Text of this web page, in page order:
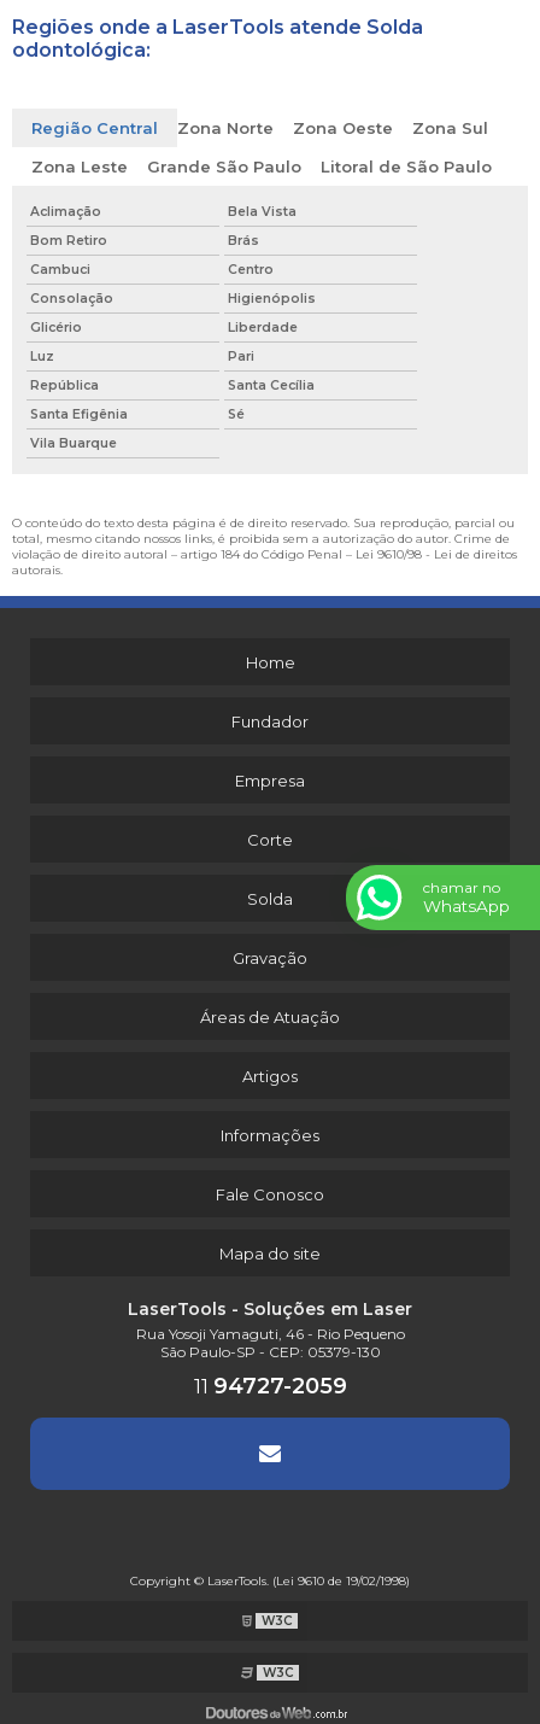
Regiões onde a LaserTools atende Solda
odontológica:
Região Central Zona Norte Zona Oeste
Zona Sul
Zona Leste
Grande São Paulo Litoral de São Paulo
Aclimação
Bela Vista
Bom Retiro
Brás
Cambuci
Centro
Consolação
Higienópolis
Glicério
Liberdade
Luz
Pari
República
Santa Cecília
Santa Efigênia
Sé
Vila Buarque
O conteúdo do texto desta página é de direito reservado. Sua reprodução, parcial ou
total, mesmo citando nossos links, é proibida sem a autorização do autor. Crime de
violação de direito autoral – artigo 184 do Código Penal – Lei 9610/98 - Lei de direitos
autorais.
Home
Fundador
Empresa
Corte
Solda
Gravação
Áreas de Atuação
Artigos
Informações
Fale Conosco
Mapa do site
LaserTools - Soluções em Laser
Rua Yosoji Yamaguti, 46 - Rio Pequeno
São Paulo-SP - CEP: 05379-130
11 94727-2059
Copyright © LaserTools. (Lei 9610 de 19/02/1998)
W3C
W3C
chamar no
WhatsApp